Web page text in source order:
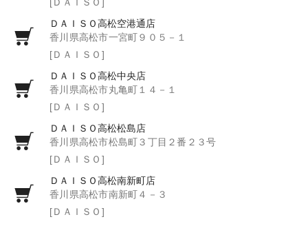
ＤＡＩＳＯ高松空港通店
香川県高松市一宮町９０５－１
[ＤＡＩＳＯ]
ＤＡＩＳＯ高松中央店
香川県高松市丸亀町１４－１
[ＤＡＩＳＯ]
ＤＡＩＳＯ高松松島店
香川県高松市松島町３丁目２番２３号
[ＤＡＩＳＯ]
ＤＡＩＳＯ高松南新町店
香川県高松市南新町４－３
[ＤＡＩＳＯ]